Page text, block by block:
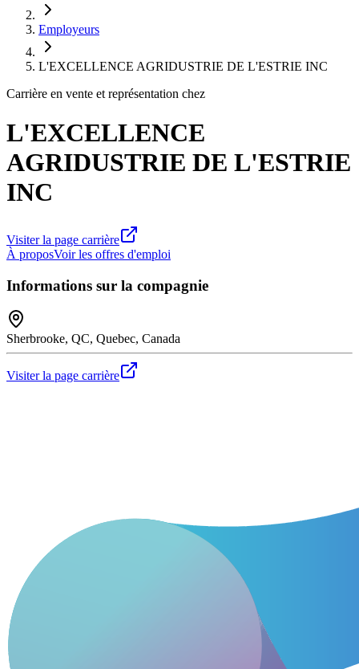
Employeurs
L'EXCELLENCE AGRIDUSTRIE DE L'ESTRIE INC
Carrière en vente et représentation chez
L'EXCELLENCE
AGRIDUSTRIE DE L'ESTRIE
INC
Visiter la page carrière
À proposVoir les offres d'emploi
Informations sur la compagnie
Sherbrooke, QC, Quebec, Canada
Visiter la page carrière